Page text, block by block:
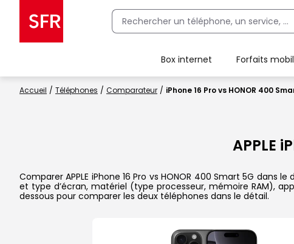
Box internet Forfaits
Accueil Téléphones Comparateur iPhone 16 Pro vs HONOR 400
APPLE
Comparer APPLE iPhone 16 Pro vs HONOR 400 Smart 5G
et type d’écran, matériel (type processeur, mémoire RAM),
dessous pour comparer les deux téléphones dans le détail.